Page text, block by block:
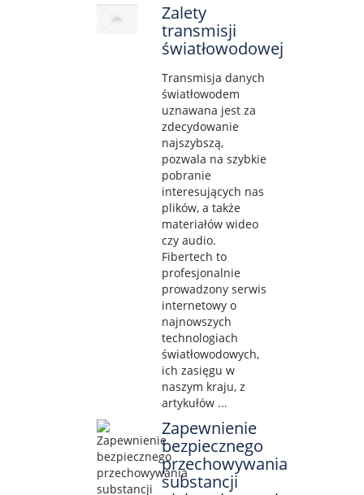
Zalety
transmisji
światłowodowej
Transmisja danych
światłowodem
uznawana jest za
zdecydowanie
najszybszą,
pozwala na szybkie
pobranie
interesujących nas
plików, a także
materiałów wideo
czy audio.
Fibertech to
profesjonalnie
prowadzony serwis
internetowy o
najnowszych
technologiach
światłowodowych,
ich zasięgu w
naszym kraju, z
artykułów ...
Zapewnienie
bezpiecznego
przechowywania
substancji